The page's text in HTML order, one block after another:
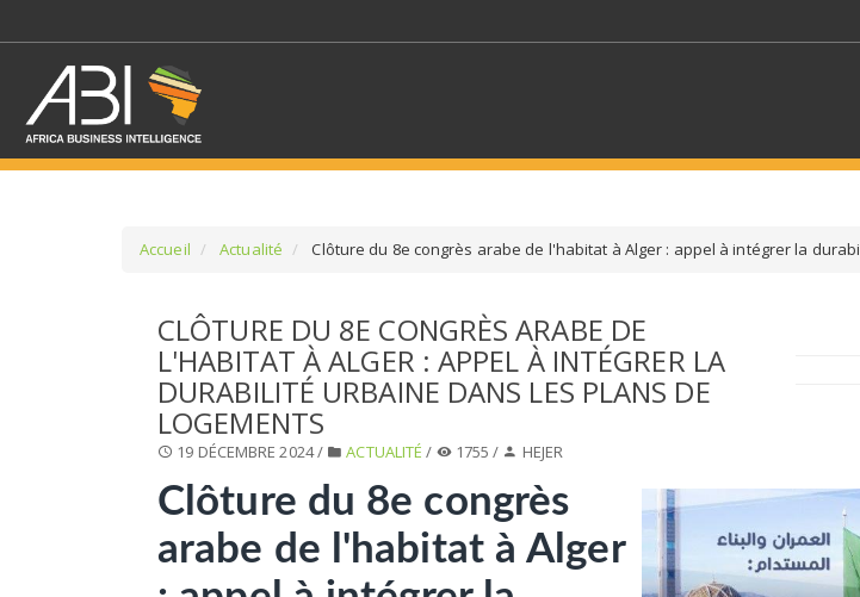
SÉLECTIONNEZ UN/DES SECTEURS
SELECTIONNEZ UNE SECTION SÉLECTIONNEZ UNE
Accueil Actualité Clôture du 8e congrès arabe de l'habitat à Alger : appel à intégrer la
CLÔTURE DU 8E CONGRÈS ARABE DE
L'HABITAT À ALGER : APPEL À INTÉGRER LA
DURABILITÉ URBAINE DANS LES PLANS DE
LOGEMENTS
19 DÉCEMBRE 2024 / ACTUALITÉ / 1755 / HEJER
Clôture du 8e congrès
arabe de l'habitat à Alger